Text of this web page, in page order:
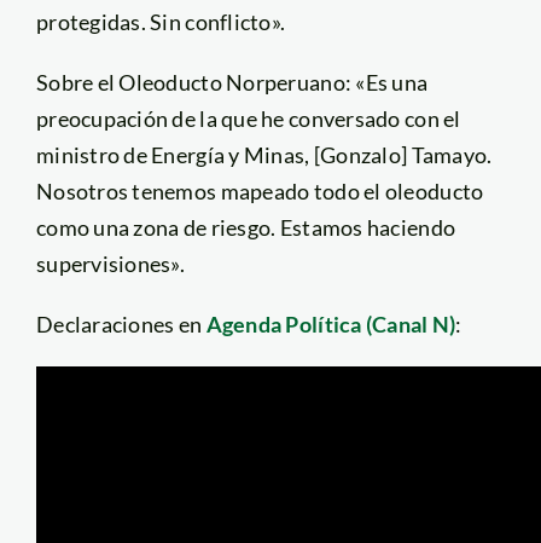
protegidas. Sin conflicto».
Sobre el Oleoducto Norperuano: «Es una
preocupación de la que he conversado con el
ministro de Energía y Minas, [Gonzalo] Tamayo.
Nosotros tenemos mapeado todo el oleoducto
como una zona de riesgo. Estamos haciendo
supervisiones».
Declaraciones en Agenda Política (Canal N):